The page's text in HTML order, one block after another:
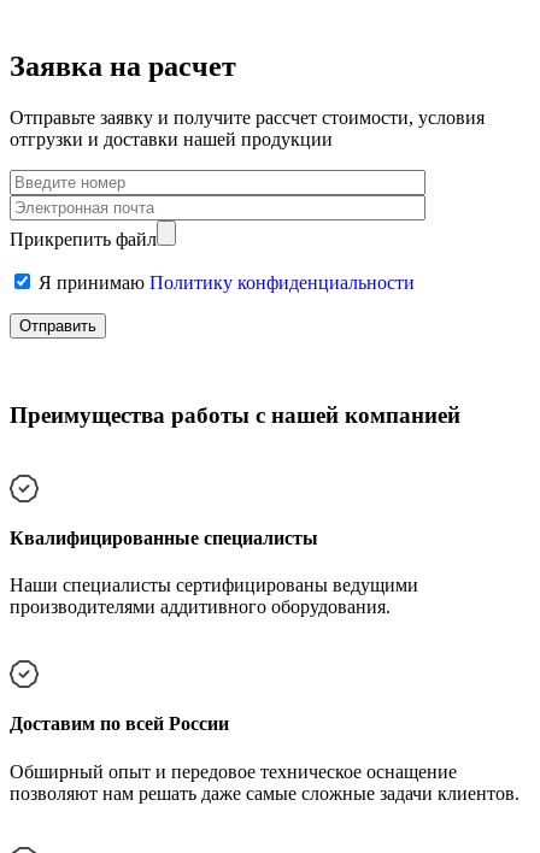
Заявка на расчет
Отправьте заявку и получите рассчет стоимости, условия
отгрузки и доставки нашей продукции
Прикрепить файл
Я принимаю Политику конфиденциальности
Преимущества работы с нашей компанией
Квалифицированные специалисты
Наши специалисты сертифицированы ведущими
производителями аддитивного оборудования.
Доставим по всей России
Обширный опыт и передовое техническое оснащение
позволяют нам решать даже самые сложные задачи клиентов.